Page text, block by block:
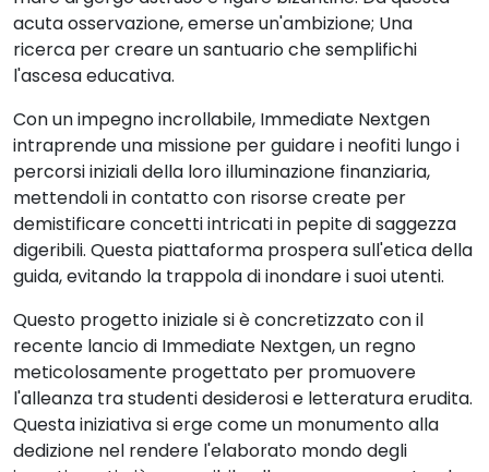
acuta osservazione, emerse un'ambizione; Una
ricerca per creare un santuario che semplifichi
l'ascesa educativa.
Con un impegno incrollabile, Immediate Nextgen
intraprende una missione per guidare i neofiti lungo i
percorsi iniziali della loro illuminazione finanziaria,
mettendoli in contatto con risorse create per
demistificare concetti intricati in pepite di saggezza
digeribili. Questa piattaforma prospera sull'etica della
guida, evitando la trappola di inondare i suoi utenti.
Questo progetto iniziale si è concretizzato con il
recente lancio di Immediate Nextgen, un regno
meticolosamente progettato per promuovere
l'alleanza tra studenti desiderosi e letteratura erudita.
Questa iniziativa si erge come un monumento alla
dedizione nel rendere l'elaborato mondo degli